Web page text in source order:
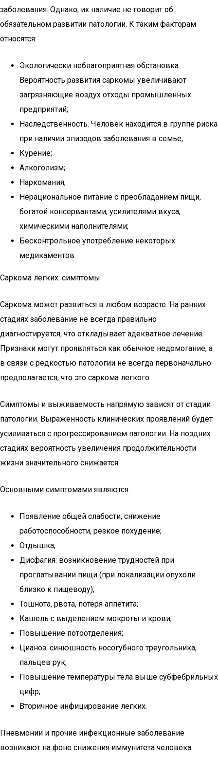
заболевания. Однако, их наличие не говорит об
обязательном развитии патологии. К таким факторам
относятся:
Экологически неблагоприятная обстановка.
Вероятность развития саркомы увеличивают
загрязняющие воздух отходы промышленных
предприятий;
Наследственность. Человек находится в группе риска
при наличии эпизодов заболевания в семье;
Курение;
Алкоголизм;
Наркомания;
Нерациональное питание с преобладанием пищи,
богатой консервантами, усилителями вкуса,
химическими наполнителями;
Бесконтрольное употребление некоторых
медикаментов.
Саркома легких: симптомы
Саркома может развиться в любом возрасте. На ранних
стадиях заболевание не всегда правильно
диагностируется, что откладывает адекватное лечение.
Признаки могут проявляться как обычное недомогание, а
в связи с редкостью патологии не всегда первоначально
предполагается, что это саркома легкого.
Симптомы и выживаемость напрямую зависят от стадии
патологии. Выраженность клинических проявлений будет
усиливаться с прогрессированием патологии. На поздних
стадиях вероятность увеличения продолжительности
жизни значительного снижается.
Основными симптомами являются:
Появление общей слабости, снижение
работоспособности, резкое похудение;
Отдышка;
Дисфагия: возникновение трудностей при
проглатывании пищи (при локализации опухоли
близко к пищеводу);
Тошнота, рвота, потеря аппетита;
Кашель с выделением мокроты и крови;
Повышение потоотделения;
Цианоз: синюшность носогубного треугольника,
пальцев рук;
Повышение температуры тела выше субфебрильных
цифр;
Вторичное инфицирование легких.
Пневмонии и прочие инфекционные заболевание
возникают на фоне снижения иммунитета человека.